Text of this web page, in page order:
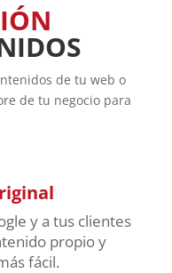
de tu web o
de tu negocio para
y a tus clientes
propio y
fácil.